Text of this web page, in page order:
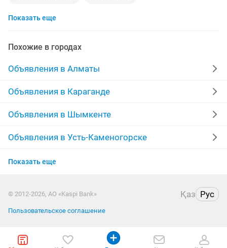
шифонер для одежды
Показать еще
Похожие в городах
Объявления в Алматы
Объявления в Караганде
Объявления в Шымкенте
Объявления в Усть-Каменогорске
Объявления в Актобе
Объявления в Таразе
Показать еще
© 2012-2026, АО «Kaspi Bank» Қаз Рус
Пользовательское соглашение